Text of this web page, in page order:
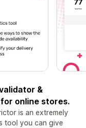
&
online stores.
is an extremely
tool you can give